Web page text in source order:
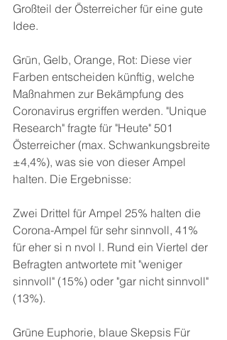
Großteil der Österreicher für eine gute
Idee.
Grün, Gelb, Orange, Rot: Diese vier
Farben entscheiden künftig, welche
Maßnahmen zur Bekämpfung des
Coronavirus ergriffen werden. "Unique
Research" fragte für "Heute" 501
Österreicher (max. Schwankungsbreite
±4,4%), was sie von dieser Ampel
halten. Die Ergebnisse:
Zwei Drittel für Ampel 25% halten die
Corona-Ampel für sehr sinnvoll, 41%
für eher si n nvol l. Rund ein Viertel der
Befragten antwortete mit "weniger
sinnvoll" (15%) oder "gar nicht sinnvoll"
(13%).
Grüne Euphorie, blaue Skepsis Für